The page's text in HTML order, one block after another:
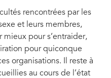
rencontrées par les
et leurs membres,
pour s’entraider,
pour quiconque
organisations. Il reste à
au cours de l’état